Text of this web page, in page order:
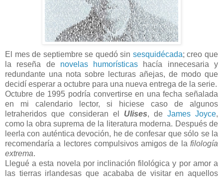
El mes de septiembre se quedó sin sesquidécada; creo que
la reseña de novelas humorísticas hacía innecesaria y
redundante una nota sobre lecturas añejas, de modo que
decidí esperar a octubre para una nueva entrega de la serie.
Octubre de 1995 podría convertirse en una fecha señalada
en mi calendario lector, si hiciese caso de algunos
letraheridos que consideran el Ulises, de James Joyce,
como la obra suprema de la literatura moderna. Después de
leerla con auténtica devoción, he de confesar que sólo se la
recomendaría a lectores compulsivos amigos de la filología
extrema.
Llegué a esta novela por inclinación filológica y por amor a
las tierras irlandesas que acababa de visitar en aquellos